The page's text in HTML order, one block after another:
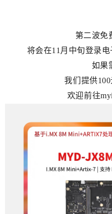
第二波免
将会在11月中旬登录
如果
我们提供
欢迎前往